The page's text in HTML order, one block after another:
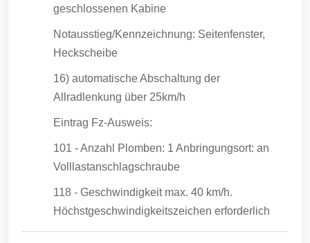
geschlossenen Kabine
Notausstieg/Kennzeichnung: Seitenfenster,
Heckscheibe
16) automatische Abschaltung der
Allradlenkung über 25km/h
Eintrag Fz-Ausweis:
101 - Anzahl Plomben: 1 Anbringungsort: an
Volllastanschlagschraube
118 - Geschwindigkeit max. 40 km/h.
Höchstgeschwindigkeitszeichen erforderlich